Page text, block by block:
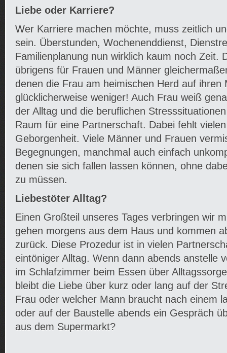
Liebe oder Karriere?
Wer Karriere machen möchte, muss zeitlich
sein. Überstunden, Wochenenddienst,
Familienplanung nun wirklich kaum noch Zeit.
übrigens für Frauen und Männer
denen die Frau am heimischen Herd auf ihren
glücklicherweise weniger! Auch Frau weiß
der Alltag und die beruflichen
Raum für eine Partnerschaft. Dabei fehlt
Geborgenheit. Viele Männer und Frauen
Begegnungen, manchmal auch einfach
denen sie sich fallen lassen können, ohne
zu müssen.
Liebestöter Alltag?
Einen Großteil unseres Tages verbringen wir
gehen morgens aus dem Haus und kommen
zurück. Diese Prozedur ist in vielen
eintöniger Alltag. Wenn dann abends anstelle
im Schlafzimmer beim Essen über
bleibt die Liebe über kurz oder lang auf der
Frau oder welcher Mann braucht nach einem
oder auf der Baustelle abends ein Gespräch
aus dem Supermarkt?